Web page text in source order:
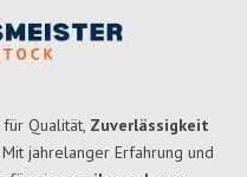
Qualität, Zuverlässigkeit
jahrelanger Erfahrung und